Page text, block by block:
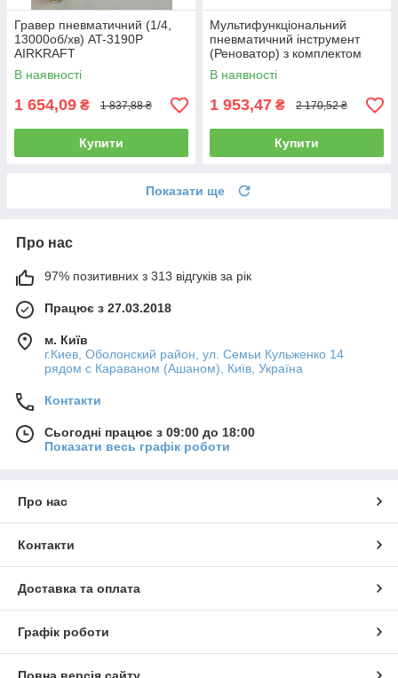
Гравер пневматичний (1/4,
13000об/хв) AT-3190P
AIRKRAFT
В наявності
1 654,09 ₴ 1 837,88 ₴
Купити
Мультифункціональний
пневматичний інструмент
(Реноватор) з комплектом
насадок (20000кол/хв)
AIRKRAFT NST-9039F
В наявності
1 953,47 ₴ 2 170,52 ₴
Купити
Показати ще
Про нас
97% позитивних з 313 відгуків за рік
Працює з 27.03.2018
м. Київ
г.Киев, Оболонский район, ул. Семьи Кульженко 14
рядом с Караваном (Ашаном), Київ, Україна
Контакти
Сьогодні працює з 09:00 до 18:00
Показати весь графік роботи
Про нас
Контакти
Доставка та оплата
Графік роботи